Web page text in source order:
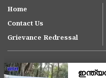
Home
Contact Us
Grievance Redressal